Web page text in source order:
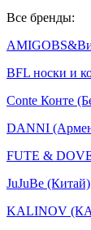
Все бренды:
BFL носки и
Conte Конте
DANNI
FUTE &
JuJuBe (Китай)
KALINOV